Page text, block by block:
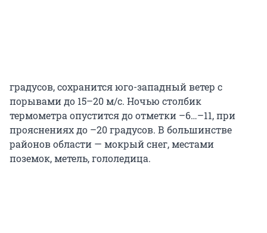
градусов, сохранится юго-западный ветер с
порывами до 15–20 м/с. Ночью столбик
термометра опустится до отметки –6…–11, при
прояснениях до –20 градусов. В большинстве
районов области — мокрый снег, местами
поземок, метель, гололедица.